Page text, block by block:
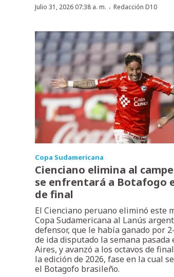
Julio 31, 2026 07:38 a. m. · Redacción D10
Copa Sudamericana
Cienciano elimina al
se enfrentará a Botafogo
de final
El Cienciano peruano eliminó este
Copa Sudamericana al Lanús
defensor, que le había ganado por
de ida disputado la semana pasada
Aires, y avanzó a los octavos de
la edición de 2026, fase en la cual
el Botagofo brasileño.